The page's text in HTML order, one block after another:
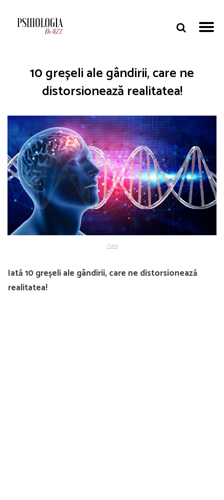
10 greșeli ale gândirii, care ne
distorsionează realitatea!
Foto
Iată 10 greșeli ale gândirii, care ne distorsionează
realitatea!